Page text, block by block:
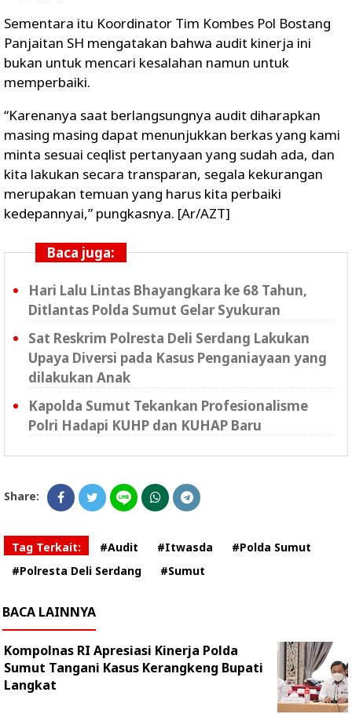
Sementara itu Koordinator Tim Kombes Pol Bostang
Panjaitan SH mengatakan bahwa audit kinerja ini
bukan untuk mencari kesalahan namun untuk
memperbaiki.
“Karenanya saat berlangsungnya audit diharapkan
masing masing dapat menunjukkan berkas yang kami
minta sesuai ceqlist pertanyaan yang sudah ada, dan
kita lakukan secara transparan, segala kekurangan
merupakan temuan yang harus kita perbaiki
kedepannyai,” pungkasnya. [Ar/AZT]
Baca juga:
Hari Lalu Lintas Bhayangkara ke 68 Tahun,
Ditlantas Polda Sumut Gelar Syukuran
Sat Reskrim Polresta Deli Serdang Lakukan
Upaya Diversi pada Kasus Penganiayaan yang
dilakukan Anak
Kapolda Sumut Tekankan Profesionalisme
Polri Hadapi KUHP dan KUHAP Baru
Share:
Tag Terkait: #Audit #Itwasda
#Polda Sumut
#Polresta Deli Serdang
#Sumut
BACA LAINNYA
Kompolnas RI Apresiasi Kinerja Polda
Sumut Tangani Kasus Kerangkeng Bupati
Langkat